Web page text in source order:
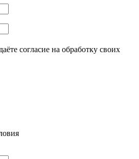
согласие на обработку своих